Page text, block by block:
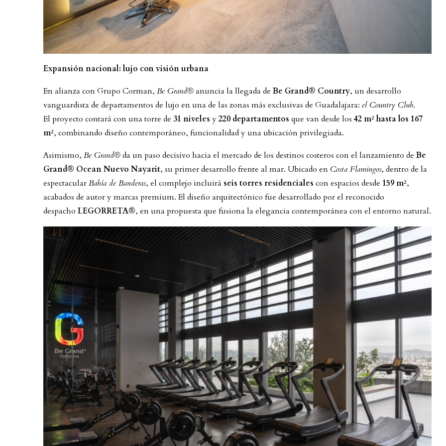
Expansión nacional: lujo con visión urbana
En alianza con Grupo Corman, Be Grand®anuncia la llegada deBe Grand® Country, un desarrollo
vanguardista de departamentos de lujo en una de las zonas más exclusivas de Guadalajara: el Country Club.
El proyecto contará con una torre de 31 niveles y220 departamentos que van desde los 42 m² hasta los 167
m², combinando diseño contemporáneo, funcionalidad y una ubicación privilegiada.
Asimismo, Be Grand®da un paso decisivo hacia el mercado de los destinos costeros con el lanzamiento deBe
Grand® Ocean Nuevo Nayarit, su primer desarrollo frente al mar. Ubicado en Costa Flamingos, dentro de la
espectacularBahía de Banderas, el complejo incluirá seis torres residenciales con espacios desde 159 m²,
acabados de autor y marcas premium. El diseño arquitectónico fue desarrollado por el reconocido
despacho LEGORRETA®, en una propuesta que fusiona la elegancia contemporánea con el entorno natural.